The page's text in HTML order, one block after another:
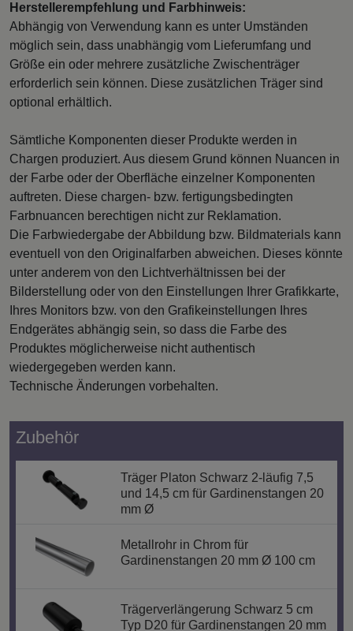
Herstellerempfehlung und Farbhinweis:
Abhängig von Verwendung kann es unter Umständen
möglich sein, dass unabhängig vom Lieferumfang und
Größe ein oder mehrere zusätzliche Zwischenträger
erforderlich sein können. Diese zusätzlichen Träger sind
optional erhältlich.
Sämtliche Komponenten dieser Produkte werden in
Chargen produziert. Aus diesem Grund können Nuancen in
der Farbe oder der Oberfläche einzelner Komponenten
auftreten. Diese chargen- bzw. fertigungsbedingten
Farbnuancen berechtigen nicht zur Reklamation.
Die Farbwiedergabe der Abbildung bzw. Bildmaterials kann
eventuell von den Originalfarben abweichen. Dieses könnte
unter anderem von den Lichtverhältnissen bei der
Bilderstellung oder von den Einstellungen Ihrer Grafikkarte,
Ihres Monitors bzw. von den Grafikeinstellungen Ihres
Endgerätes abhängig sein, so dass die Farbe des
Produktes möglicherweise nicht authentisch
wiedergegeben werden kann.
Technische Änderungen vorbehalten.
Zubehör
Träger Platon Schwarz 2-läufig 7,5
und 14,5 cm für Gardinenstangen 20
mm Ø
Metallrohr in Chrom für
Gardinenstangen 20 mm Ø 100 cm
Trägerverlängerung Schwarz 5 cm
Typ D20 für Gardinenstangen 20 mm